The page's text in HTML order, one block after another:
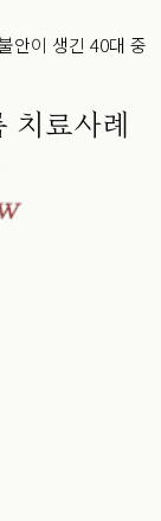
안이 생긴 40대 중
치료사례